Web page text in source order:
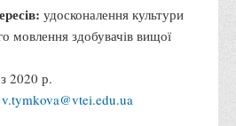
клуб "Way to Freedom"
товариство «ВАТРА»
друзів
удосконалення культури
мовлення здобувачів вищої
з 2020 р.
v.tymkova@vtei.edu.ua